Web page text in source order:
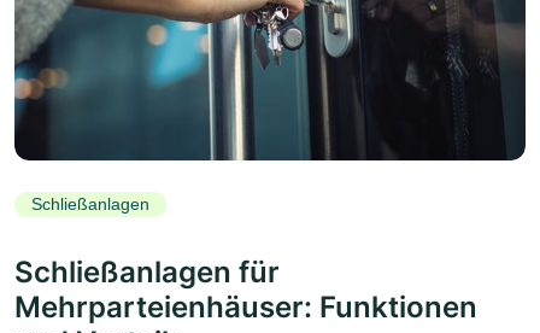
Schließanlagen
Schließanlagen für
Mehrparteienhäuser: Funktionen